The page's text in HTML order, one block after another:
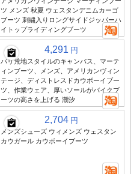
ツ メンズ 秋夏 ウェスタンデニムカーゴ
ブーツ 刺繍入りロングサイドジッパーハ
イトップライディングブーツ
4,291 円
パリ荒地スタイルのキャンバス、マーテ
ィンブーツ、メンズ、アメリカンヴィン
テージ、ディストレスドカウボーイブー
ツ、作業ウェア、厚いソールがバイクブ
ーツの高さを上げる 潮汐
2,704 円
メンズシューズ ウィメンズ ウェスタン
カウガール カウボーイブーツ